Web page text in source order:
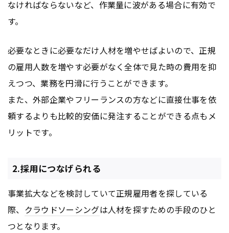
なければならないなど、作業量に波がある場合に有効で
す。
必要なときに必要なだけ人材を増やせばよいので、正規
の雇用人数を増やす必要がなく全体で見た時の費用を抑
えつつ、業務を円滑に行うことができます。
また、外部企業やフリーランスの方などに直接仕事を依
頼するよりも比較的安価に発注することができる点もメ
リットです。
2.採用につなげられる
事業拡大などを検討していて正規雇用者を探している
際、 クラウドソーシングは人材を探すための手段のひと
つとなります。